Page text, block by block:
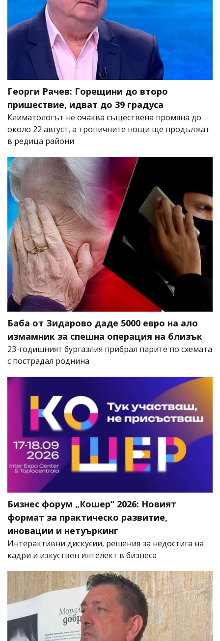
Георги Рачев: Горещини до второ
пришествие, идват до 39 градуса
Климатологът не очаква съществена промяна до
около 22 август, а тропичните нощи ще продължат
в редица райони
Баба от Зидарово даде 5000 евро на ало
измамник за спешна операция на близък
23-годишният бургазлия прибрал парите по схемата
с пострадал роднина
Бизнес форум „Кошер“ 2026: Новият
формат за практическо развитие,
иновации и нетуъркинг
Интерактивни дискусии, решения за недостига на
кадри и изкуствен интелект в бизнеса